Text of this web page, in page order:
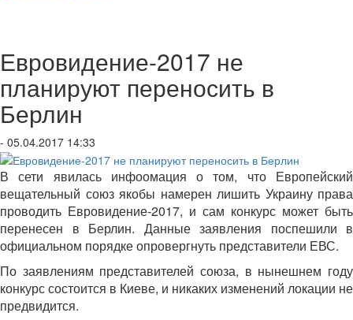
Евровидение-2017 не
планируют переносить в
Берлин
- 05.04.2017 14:33
В сети явилась инфоомация о том, что Европейский
вещательный союз якобы намерен лишить Украину права
проводить Евровидение-2017, и сам конкурс может быть
перенесен в Берлин. Данные заявления поспешили в
официальном порядке опровергнуть представители ЕВС.
По заявлениям представителей союза, в нынешнем году
конкурс состоится в Киеве, и никаких изменений локации не
предвидится.